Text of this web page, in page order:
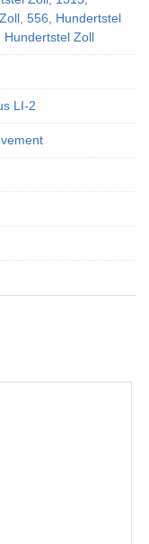
556, Hundertstel
Hundertstel Zoll
LI-2